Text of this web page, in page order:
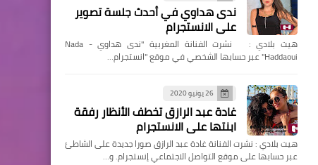
ندى هداوي في أحدث جلسة تصوير
على الانستجرام
هيت بلادي : نشرت الفنانة المغربية "ندى هداوي - Nada
Haddaoui" عبر حسابها الشخصي في موقع "انستجرام…
26 يونيو 2020
غادة عبد الرازق تخطف الأنظار رفقة
ابنتها على الانستجرام
هيت بلادي : نشرت الفنانة غادة عبد الرازق صورا جديدة على الشاطئ
عبر حسابها على موقع التواصل الاجتماعي إنستجرام. و…